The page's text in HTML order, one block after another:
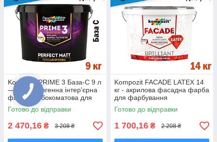
Kompozit PRIME 3 База-С 9 л
— Гіпоалергенна інтер'єрна
фарба глибокоматова для
стін і стель
Готово до відправки
2 470,16 ₴ 3 208 ₴
Kompozit FACADE LATEX 14
кг - акрилова фасадна фарба
для фарбування
мінеральних поверхонь
Готово до відправки
1 700,16 ₴ 2 208 ₴